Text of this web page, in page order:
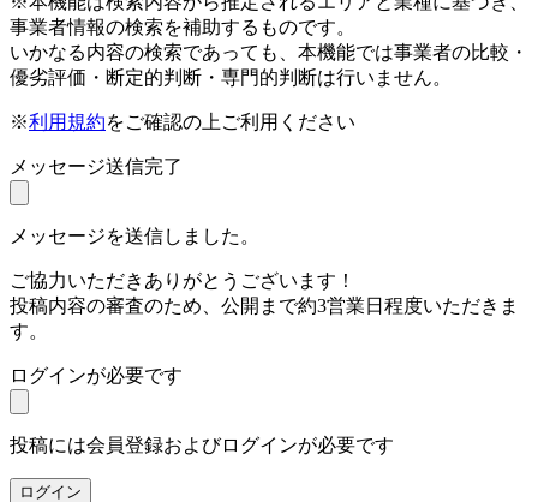
事業者情報の検索を補助するものです。
いかなる内容の検索であっても、本機能では事業者の比較・
優劣評価・断定的判断・専門的判断は行いません。
※利用規約をご確認の上ご利用ください
メッセージ送信完了
メッセージを送信しました。
ご協力いただきありがとうございます！
投稿内容の審査のため、公開まで約3営業日程度いただきま
す。
ログインが必要です
投稿には会員登録およびログインが必要です
ログイン